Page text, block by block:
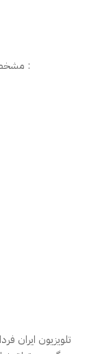
مشخصات دریافت شبکه ایران فردا در ماهواره ترکمنعالم :
تلویزیون